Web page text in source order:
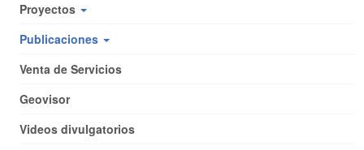
Proyectos
Publicaciones
Venta de Servicios
Geovisor
Videos divulgatorios